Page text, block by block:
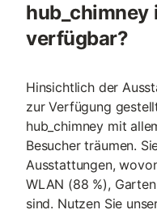
hub_chimney
verfügbar?
Hinsichtlich der
zur Verfügung
hub_chimney mit
Besucher träumen.
Ausstattungen,
WLAN (88 %),
sind. Nutzen Sie